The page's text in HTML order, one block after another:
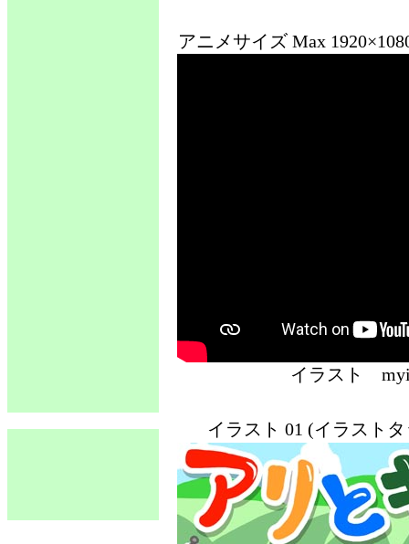
アニメサイズ Max
イラスト
イラスト 01 (イラスト